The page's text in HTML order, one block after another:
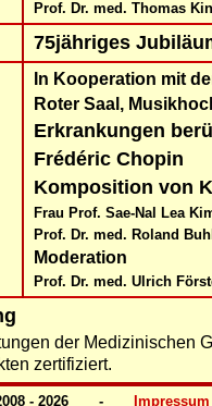
Prof. Dr. med. Thomas
75jähriges
n Kooperation mit
Roter Saal,
Erkrankungen
Frédéric Chopin
Komposition von
Frau Prof. Sae-Nal Lea
Prof. Dr. med. Roland
Moderation
Prof. Dr. med. Ulrich
der Medizinischen
zertifiziert.
2008 - 2026       -
Impressum